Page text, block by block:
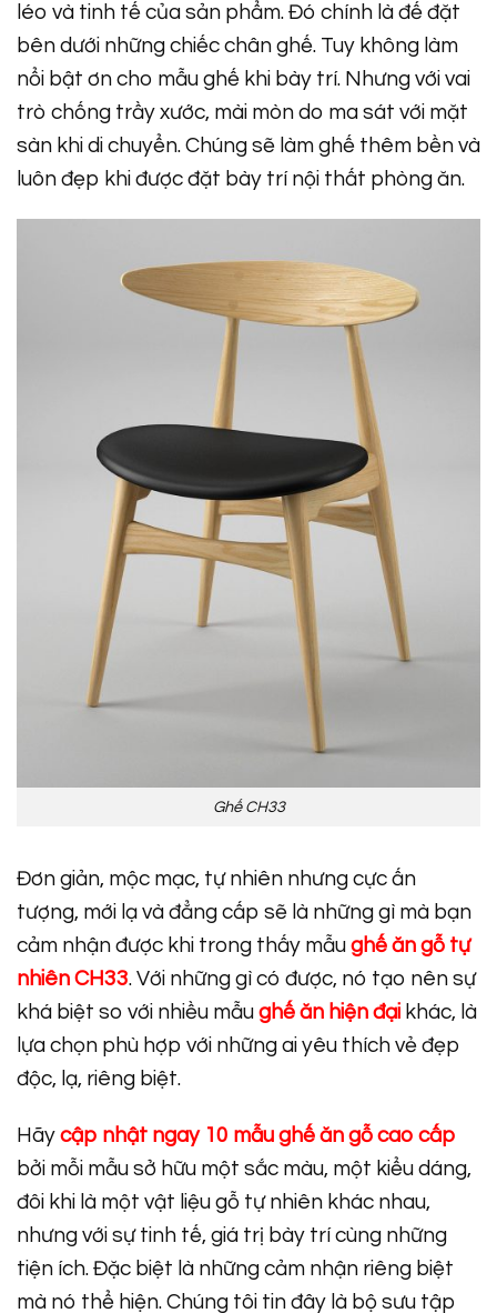
léo và tinh tế của sản phẩm. Đó chính là đế đặt
bên dưới những chiếc chân ghế. Tuy không làm
nổi bật ơn cho mẫu ghế khi bày trí. Nhưng với vai
trò chống trầy xước, mài mòn do ma sát với mặt
sàn khi di chuyển. Chúng sẽ làm ghế thêm bền và
luôn đẹp khi được đặt bày trí nội thất phòng ăn.
Ghế CH33
Đơn giản, mộc mạc, tự nhiên nhưng cực ấn
tượng, mới lạ và đẳng cấp sẽ là những gì mà bạn
cảm nhận được khi trong thấy mẫu ghế ăn gỗ tự
nhiên CH33. Với những gì có được, nó tạo nên sự
khá biệt so với nhiều mẫu ghế ăn hiện đại khác, là
lựa chọn phù hợp với những ai yêu thích vẻ đẹp
độc, lạ, riêng biệt.
Hãy cập nhật ngay 10 mẫu ghế ăn gỗ cao cấp
bởi mỗi mẫu sở hữu một sắc màu, một kiểu dáng,
đôi khi là một vật liệu gỗ tự nhiên khác nhau,
nhưng với sự tinh tế, giá trị bày trí cùng những
tiện ích. Đặc biệt là những cảm nhận riêng biệt
mà nó thể hiện. Chúng tôi tin đây là bộ sưu tập